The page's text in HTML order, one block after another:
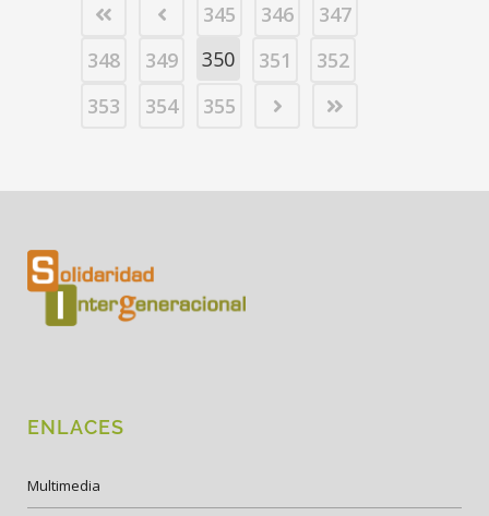
345 346
347
348
349 350 351
352
353
354 355
ENLACES
Multimedia